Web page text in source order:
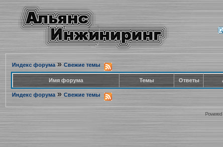
Индекс форума» Свежие темы
Имя форума Темы Ответы
Индекс форума » Свежие темы